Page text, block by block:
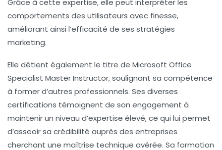
Grâce à cette expertise, elle peut interpréter les
comportements des utilisateurs avec finesse,
améliorant ainsi l’efficacité de ses stratégies
marketing.
Elle détient également le titre de Microsoft Office
Specialist Master Instructor, soulignant sa compétence
à former d’autres professionnels. Ses diverses
certifications témoignent de son engagement à
maintenir un niveau d’expertise élevé, ce qui lui permet
d’asseoir sa crédibilité auprès des entreprises
cherchant une maîtrise technique avérée. Sa formation